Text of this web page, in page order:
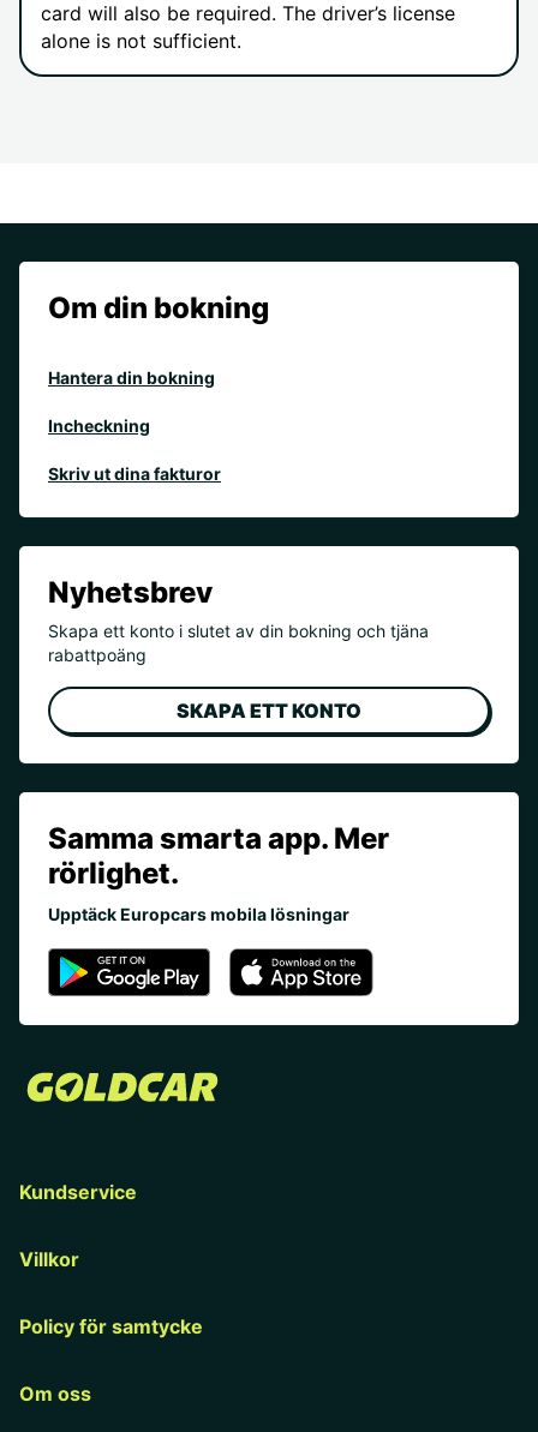
card will also be required. The driver’s license
alone is not sufficient.
Om din bokning
Hantera din bokning
Incheckning
Skriv ut dina fakturor
Nyhetsbrev
Skapa ett konto i slutet av din bokning och tjäna
rabattpoäng
SKAPA ETT KONTO
Samma smarta app. Mer
rörlighet.
Upptäck Europcars mobila lösningar
Kundservice
Villkor
Policy för samtycke
Om oss